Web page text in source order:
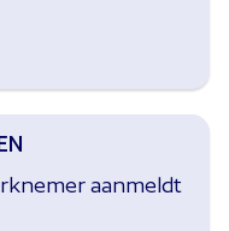
aanmeldt